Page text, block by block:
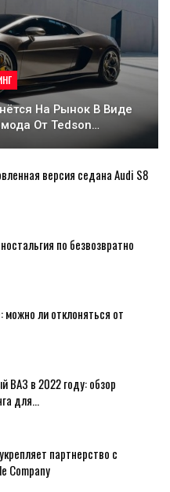
На Рынок В Виде
От Tedson…
версия седана Audi S8
по безвозвратно
ли отклоняться от
ВАЗ в 2022 году: обзор
для…
партнерство с
Company